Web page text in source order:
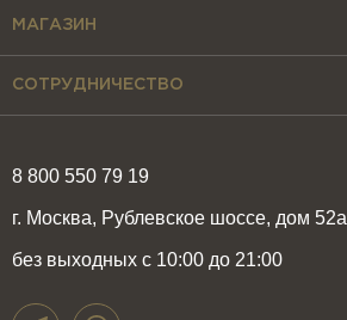
8 800 550 79 19
г. Москва, Рублевское шоссе, дом 52а
без выходных с 10:00 до 21:00
МАГАЗИН
СОТРУДНИЧЕСТВО